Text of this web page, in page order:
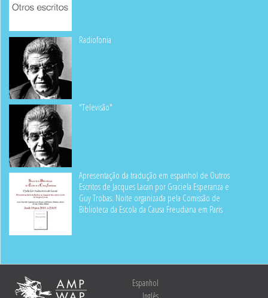
Radiofonia
"Televisão"
Apresentação da tradução em espanhol de Outros
Escritos de Jacques Lacan por Graciela Esperanza e
Guy Trobas. Noite organizada pela Comissão de
Biblioteca da Escola da Causa Freudiana em Paris
Espanhol